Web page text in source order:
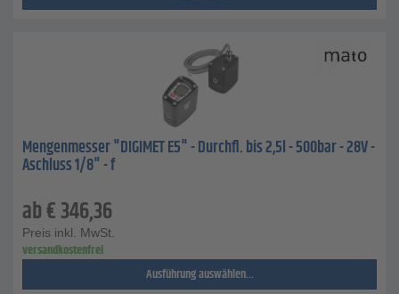
Mengenmesser "DIGIMET E5" - Durchfl. bis 2,5l - 500bar - 28V -
Aschluss 1/8" - f
ab€346,36
Preis inkl. MwSt.
versandkostenfrei
Ausführung auswählen...